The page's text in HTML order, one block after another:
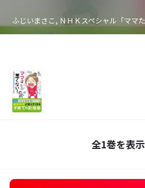
ふじいまさこ, ＮＨＫスペシャル「ママ
全1巻を表